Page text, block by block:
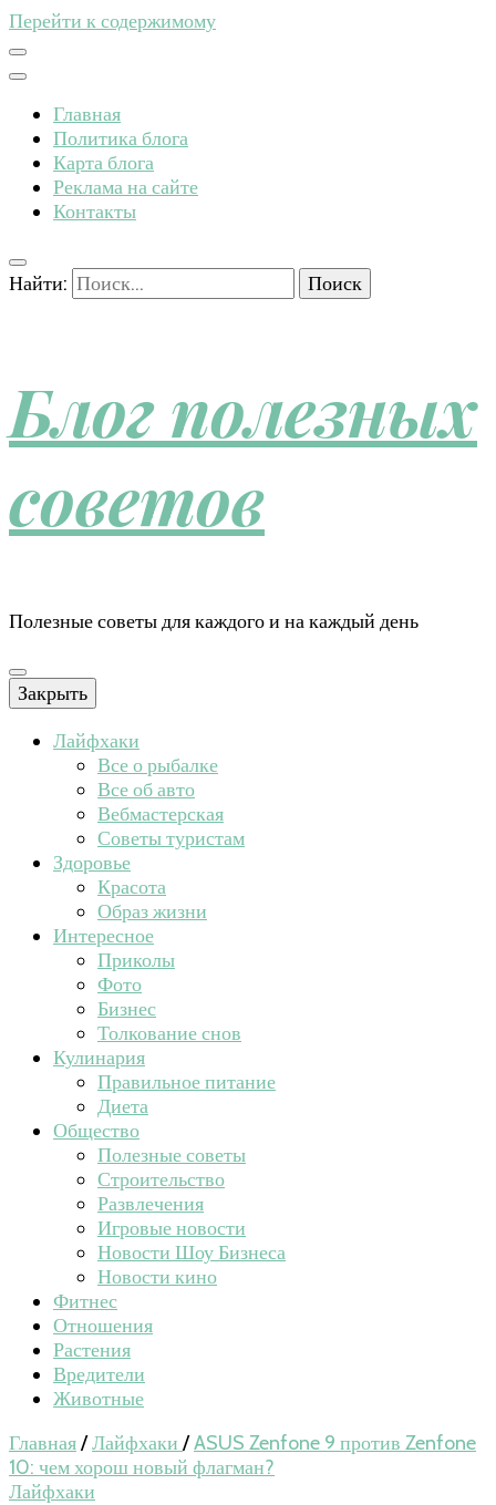
Перейти к содержимому
Главная
Политика блога
Карта блога
Реклама на сайте
Контакты
Найти:
Блог полезных
советов
Полезные советы для каждого и на каждый день
Закрыть
Лайфхаки
Все о рыбалке
Все об авто
Вебмастерская
Советы туристам
Здоровье
Красота
Образ жизни
Интересное
Приколы
Фото
Бизнес
Толкование снов
Кулинария
Правильное питание
Диета
Общество
Полезные советы
Строительство
Развлечения
Игровые новости
Новости Шоу Бизнеса
Новости кино
Фитнес
Отношения
Растения
Вредители
Животные
Главная/Лайфхаки /ASUS Zenfone 9 против Zenfone
10: чем хорош новый флагман?
Лайфхаки